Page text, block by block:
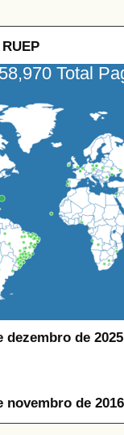
58,970 Total
dezembro de
novembro de